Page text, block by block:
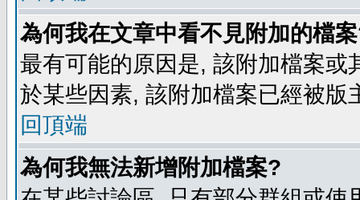
為何我在文章中看不見附加的檔
最有可能的原因是, 該附加檔案
於某些因素, 該附加檔案已經被版
回頂端
為何我無法新增附加檔案?